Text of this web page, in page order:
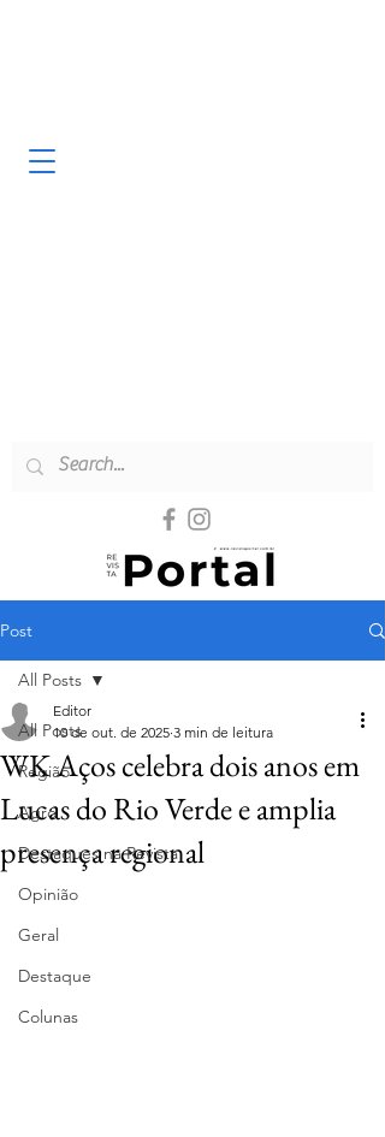
Post
All Posts
Região
Agro
Destaques na Revista
Opinião
Geral
Destaque
Colunas
All Posts
WK Aços celebra dois anos em
Lucas do Rio Verde e amplia
presença regional
Editor
10 de out. de 2025 3 min de leitura